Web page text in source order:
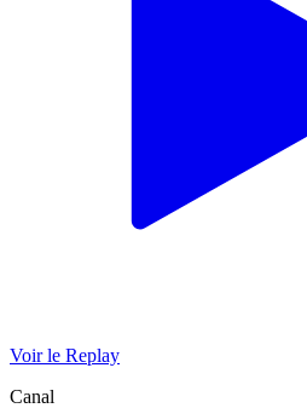
Voir le Replay
Canal